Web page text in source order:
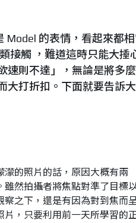
Model 的表情，看起來都
接觸 ，難道這時只能大捶
速則不達」，無論是將多
大打折扣。下面就要告訴
濛的照片的話，原因大概有兩
然拍攝者將焦點對準了目標
之下，還是有因為對到焦而呈
，只要利用前一天所學習的